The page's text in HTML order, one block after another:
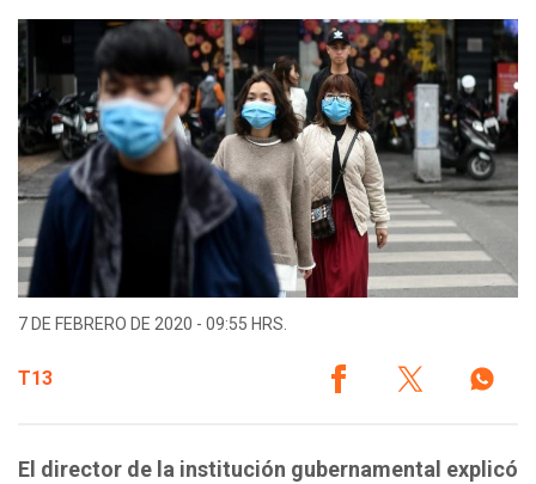
7 DE FEBRERO DE 2020 - 09:55 HRS.
T13
El director de la institución gubernamental explicó